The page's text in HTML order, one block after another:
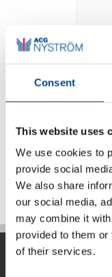
Consent
This website uses
We use cookies to
provide social
We also share
our social media,
may combine it
provided to them
of their services.